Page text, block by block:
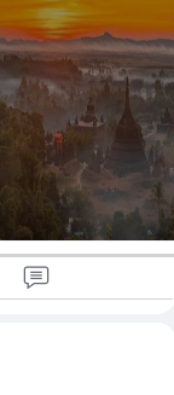
းပါသော မြို့တစ်
ေသခွဲတစ်ခုဖြစ်
လည်းဖြစ်သည်။
းနိုင်ငံတော်၏
င့် အင်အားအကြီး